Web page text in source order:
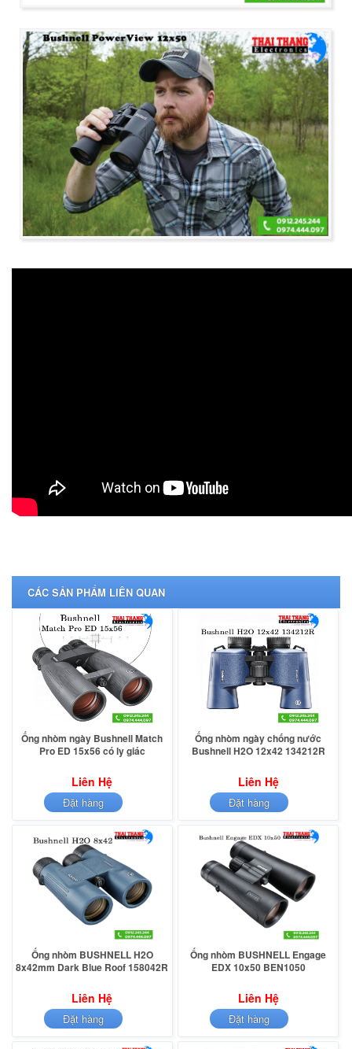
CÁC SẢN PHẨM LIÊN QUAN
Ống nhòm ngày chống nước
Bushnell H2O 12x42 134212R
Liên Hệ
Đặt hàng
Ống nhòm ngày Bushnell Match
Pro ED 15x56 có ly giác
Liên Hệ
Đặt hàng
Ống nhòm BUSHNELL Engage
EDX 10x50 BEN1050
Liên Hệ
Đặt hàng
Ống nhòm BUSHNELL H2O
8x42mm Dark Blue Roof 158042R
Liên Hệ
Đặt hàng